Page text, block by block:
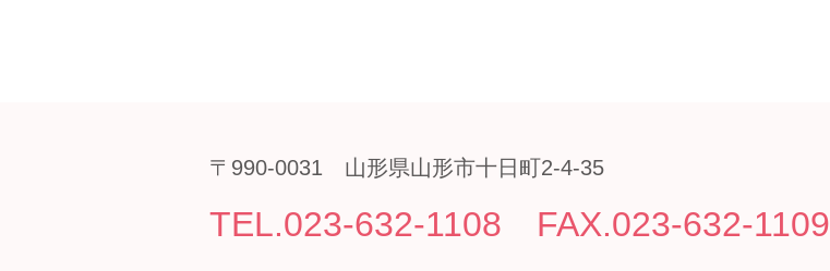
〒990-0031 山形県山形市十日町2-4-35
TEL.023-632-1108 FAX.023-632-1109